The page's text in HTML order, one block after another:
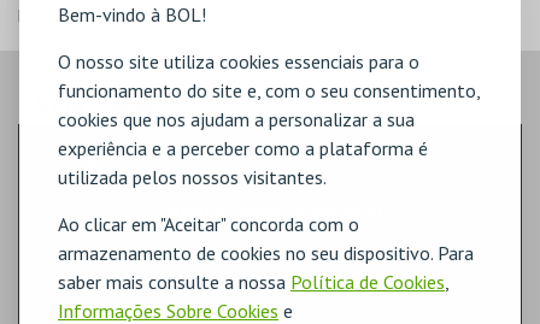
Bem-vindo à BOL!
O nosso site utiliza cookies essenciais para o
funcionamento do site e, com o seu consentimento,
cookies que nos ajudam a personalizar a sua
experiência e a perceber como a plataforma é
utilizada pelos nossos visitantes.
Ao clicar em "Aceitar" concorda com o
armazenamento de cookies no seu dispositivo. Para
saber mais consulte a nossa Política de Cookies
Informações Sobre Cookies e
bebidas de 500 ml
VEJA AINDA:
A ODISSEIA
TEATRO & ARTE | CINEMA
CINEMAS CINEMAX PENAFIEL
SALA 1
COMPRAR + INFO